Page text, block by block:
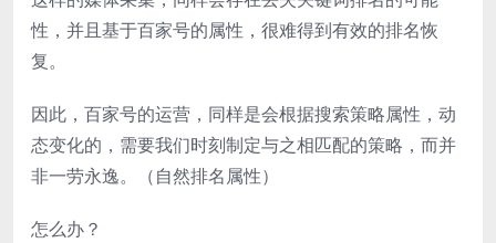
性，并且基于百家号的属性，很难得到有效的排名恢
复。
因此，百家号的运营，同样是会根据搜索策略属性，动
态变化的，需要我们时刻制定与之相匹配的策略，而并
非一劳永逸。（自然排名属性）
怎么办？